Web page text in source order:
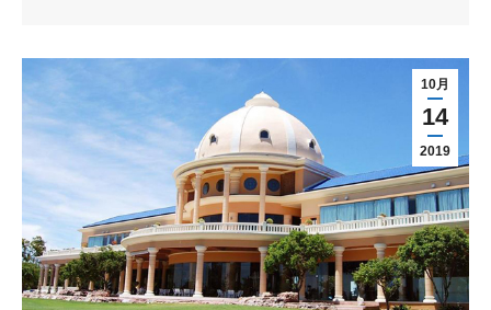
10月
14
2019